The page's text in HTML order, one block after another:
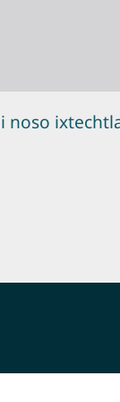
noso